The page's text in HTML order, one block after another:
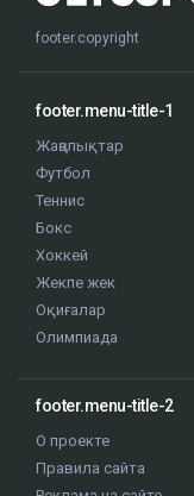
footer.copyright
footer.menu-title-1
Жаңалықтар
Футбол
Теннис
Бокс
Хоккей
Жекпе жек
Оқиғалар
Олимпиада
footer.menu-title-2
О проекте
Правила сайта